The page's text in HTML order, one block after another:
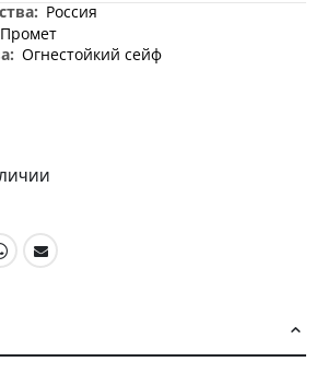
Россия
Промет
Огнестойкий сейф